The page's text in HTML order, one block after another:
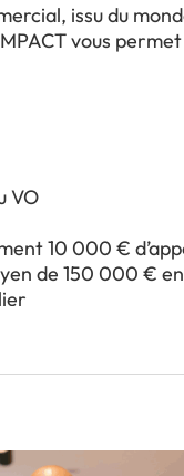
issu du
vous
VO
10 000 €
de 150 000 €